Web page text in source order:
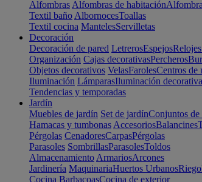
Alfombras Alfombras de habitación
Textil baño AlbornocesToallas
Textil cocina MantelesServilletas
Decoración
Decoración de pared LetrerosEspejos
Organización Cajas decorativasPercheros
Objetos decorativos VelasFarolesCentros de
Iluminación LámparasIluminación decorativa
Tendencias y temporadas
Jardín
Muebles de jardín Set de jardínConjuntos de
Hamacas y tumbonas AccesoriosBalancines
Pérgolas CenadoresCarpasPérgolas
Parasoles SombrillasParasolesToldos
Almacenamiento ArmariosArcones
Jardinería MaquinariaHuertos UrbanosRiego
Cocina BarbacoasCocina de exterior